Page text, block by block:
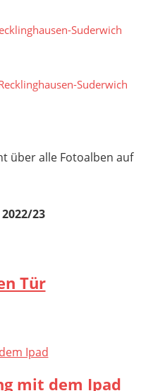
über alle Fotoalben auf
23
Tür
mit dem Ipad